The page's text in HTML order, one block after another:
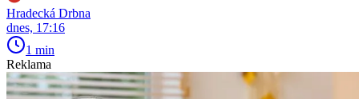
Hradecká Drbna
dnes, 17:16
1 min
Reklama